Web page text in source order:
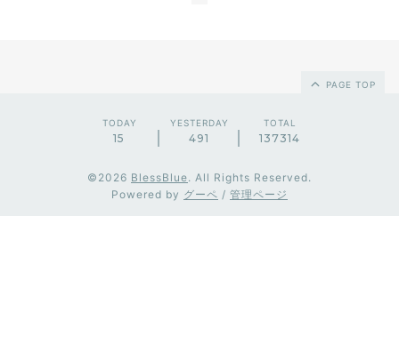
PAGE TOP
TODAY
15
YESTERDAY
491
TOTAL
137314
©2026 BlessBlue. All Rights Reserved.
Powered by グーペ / 管理ページ